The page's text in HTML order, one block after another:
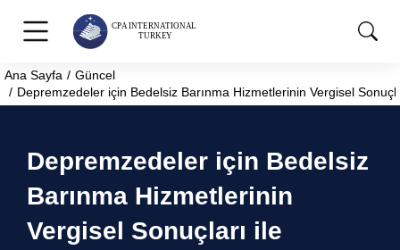
You are here:
Ana Sayfa
Güncel
Depremzedeler için Bedelsiz Barınma Hizmetlerinin Vergisel
Depremzedeler için Bedelsiz
Barınma Hizmetlerinin
Vergisel Sonuçları ile